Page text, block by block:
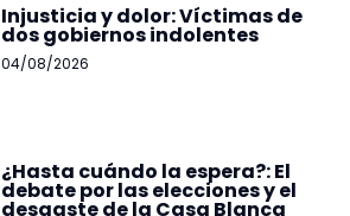
Injusticia y dolor: Víctimas de
dos gobiernos indolentes
04/08/2026
¿Hasta cuándo la espera?: El
debate por las elecciones y el
desgaste de la Casa Blanca